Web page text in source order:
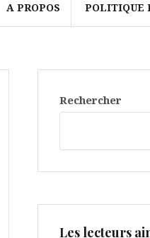
A PROPOS POLITIQUE
Rechercher
Les lecteurs